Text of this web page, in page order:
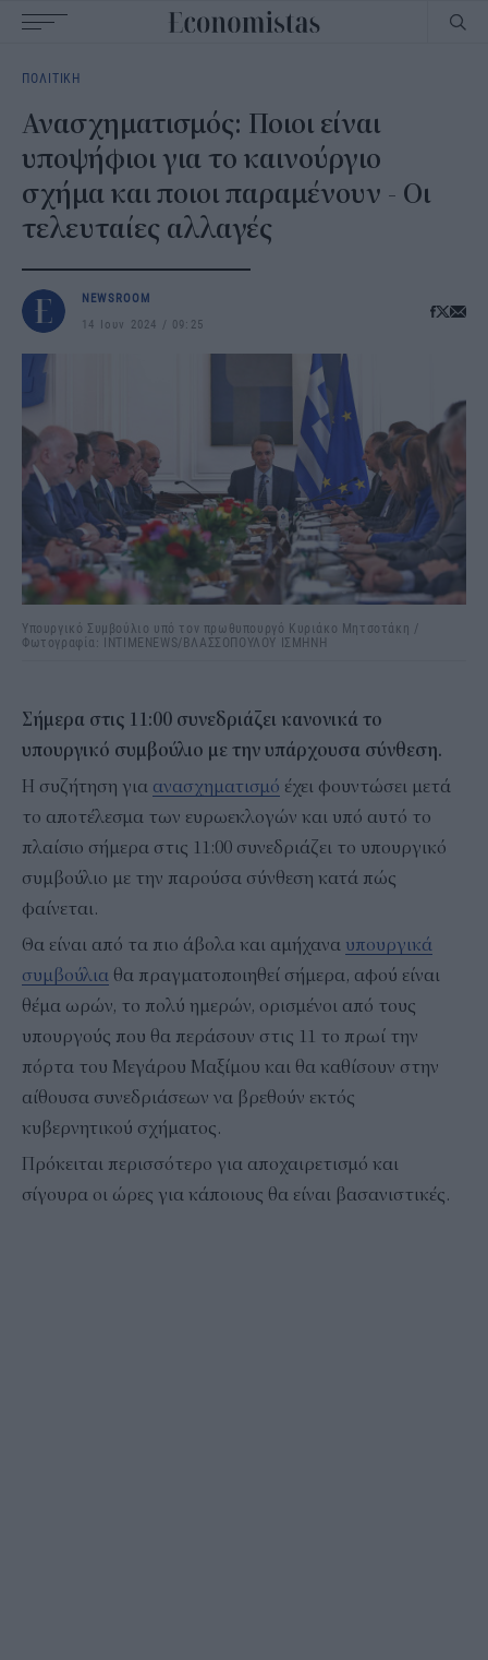
navigation
ΠΟΛΙΤΙΚΗ
Ανασχηματισμός: Ποιοι είναι
υποψήφιοι για το καινούργιο
σχήμα και ποιοι παραμένουν - Οι
τελευταίες αλλαγές
NEWSROOM
14 Ιουν 2024
09:25
Υπουργικό Συμβούλιο υπό τον πρωθυπουργό Κυριάκο Μητσοτάκη /
Φωτογραφία: INTIMENEWS/ΒΛΑΣΣΟΠΟΥΛΟΥ ΙΣΜΗΝΗ
Σήμερα στις 11:00 συνεδριάζει κανονικά το
υπουργικό συμβούλιο με την υπάρχουσα σύνθεση.
Η συζήτηση για ανασχηματισμό έχει φουντώσει μετά
το αποτέλεσμα των ευρωεκλογών και υπό αυτό το
πλαίσιο σήμερα στις 11:00 συνεδριάζει το υπουργικό
συμβούλιο με την παρούσα σύνθεση κατά πώς
φαίνεται.
Θα είναι από τα πιο άβολα και αμήχανα υπουργικά
συμβούλια θα πραγματοποιηθεί σήμερα, αφού είναι
θέμα ωρών, το πολύ ημερών, ορισμένοι από τους
υπουργούς που θα περάσουν στις 11 το πρωί την
πόρτα του Μεγάρου Μαξίμου και θα καθίσουν στην
αίθουσα συνεδριάσεων να βρεθούν εκτός
κυβερνητικού σχήματος.
Πρόκειται περισσότερο για αποχαιρετισμό και
σίγουρα οι ώρες για κάποιους θα είναι βασανιστικές.